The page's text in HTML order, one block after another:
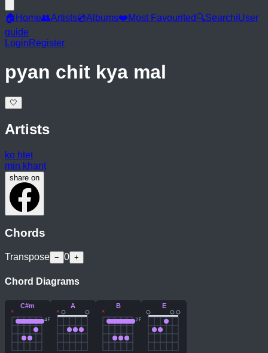
🏠 Home👥Artists💿Albums❤️Most Favourited🔍Searchℹ️User
guide
LoginRegister
pyan chit kya mal
🤍
Artists
ko htet
min khant
share on
Chords
Transpose − 0 +
Chord Diagrams
C#m
4fr
×
A
×
B
2fr
×
E